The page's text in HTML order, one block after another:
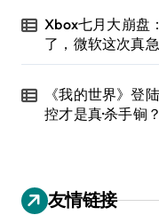
Xbox七月大崩盘
了，微软这次真
《我的世界》登
控才是真·杀手锏？
友情链接